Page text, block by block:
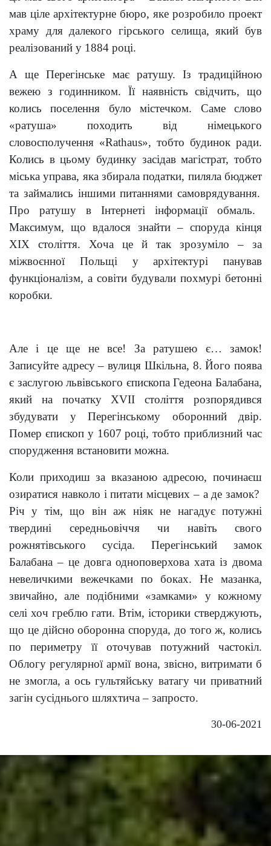
мав ціле архітектурне бюро, яке розробило проект
храму для далекого гірського селища, який був
реалізований у 1884 році.
А ще Перегінське має ратушу. Із традиційною
вежею з годинником. Її наявність свідчить, що
колись поселення було містечком. Саме слово
«ратуша» походить від німецького
словосполучення «Rathaus», тобто будинок ради.
Колись в цьому будинку засідав магістрат, тобто
міська управа, яка збирала податки, пиляла бюджет
та займались іншими питаннями самоврядування.
Про ратушу в Інтернеті інформації обмаль.
Максимум, що вдалося знайти – споруда кінця
ХІХ століття. Хоча це й так зрозуміло – за
міжвоєнної Польщі у архітектурі панував
функціоналізм, а совіти будували похмурі бетонні
коробки.
Але і це ще не все! За ратушею є… замок!
Записуйте адресу – вулиця Шкільна, 8. Його поява
є заслугою львівського єпископа Гедеона Балабана,
який на початку XVII століття розпорядився
збудувати у Перегінському оборонний двір.
Помер єпископ у 1607 році, тобто приблизний час
спорудження встановити можна.
Коли приходиш за вказаною адресою, починаєш
озиратися навколо і питати місцевих – а де замок?
Річ у тім, що він аж ніяк не нагадує потужні
твердині середньовіччя чи навіть свого
рожнятівського сусіда. Перегінський замок
Балабана – це довга одноповерхова хата із двома
невеличкими вежечками по боках. Не мазанка,
звичайно, але подібними «замками» у кожному
селі хоч греблю гати. Втім, історики стверджують,
що це дійсно оборонна споруда, до того ж, колись
по периметру її оточував потужний частокіл.
Облогу регулярної армії вона, звісно, витримати б
не змогла, а ось гультяйську ватагу чи приватний
загін сусіднього шляхтича – запросто.
30-06-2021